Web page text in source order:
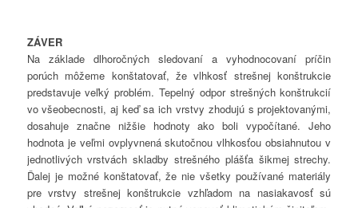
ZÁVER
Na základe dlhoročných sledovaní a vyhodnocovaní príčin
porúch môžeme konštatovať, že vlhkosť strešnej konštrukcie
predstavuje veľký problém. Tepelný odpor strešných konštrukcií
vo všeobecnosti, aj keď sa ich vrstvy zhodujú s projektovanými,
dosahuje značne nižšie hodnoty ako boli vypočítané. Jeho
hodnota je veľmi ovplyvnená skutočnou vlhkosťou obsiahnutou v
jednotlivých vrstvách skladby strešného plášťa šikmej strechy.
Ďalej je možné konštatovať, že nie všetky používané materiály
pre vrstvy strešnej konštrukcie vzhľadom na nasiakavosť sú